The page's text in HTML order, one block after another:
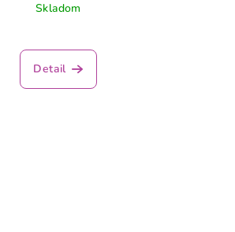
Skladom
Detail